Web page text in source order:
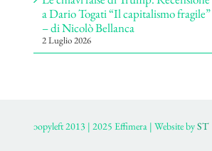
a Dario Togati “Il capitalismo fragile”
– di Nicolò Bellanca
2 Luglio 2026
ɔopyleft 2013 | 2025 Effimera | Website byST